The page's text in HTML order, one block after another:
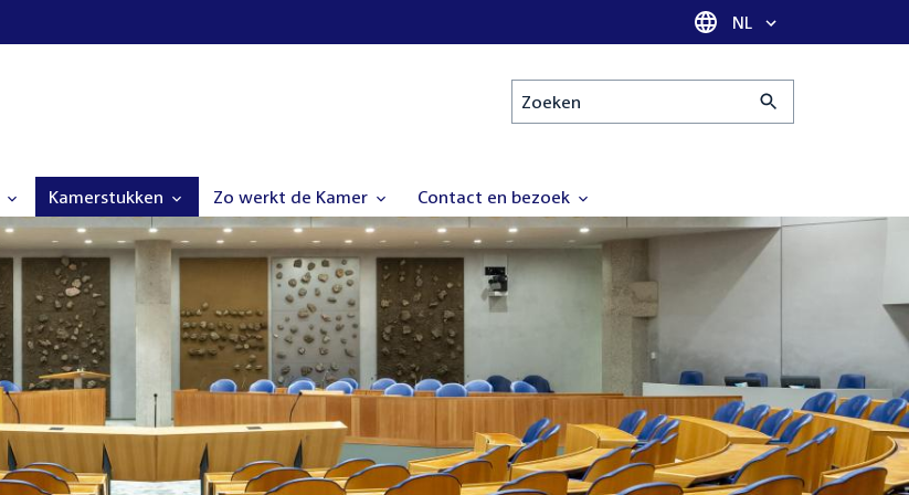
Taal selectie
NL
Zoeken
Kamerstukken Zo werkt de Kamer Contact en bezoek